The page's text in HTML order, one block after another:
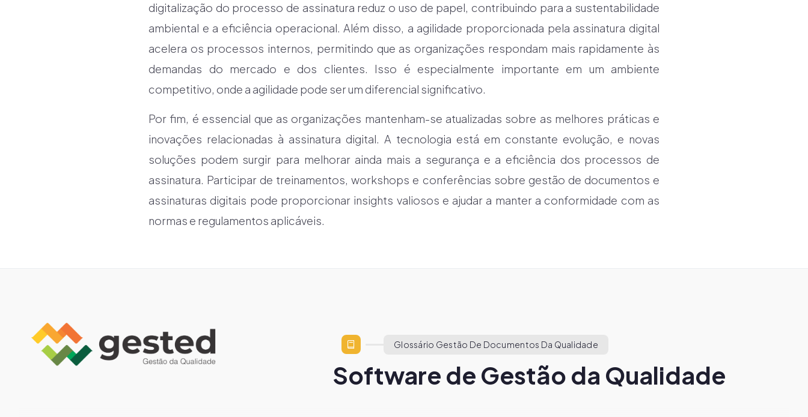
digitalização do processo de assinatura reduz o uso de papel, contribuindo para a sustentabilidade
ambiental e a eficiência operacional. Além disso, a agilidade proporcionada pela assinatura digital
acelera os processos internos, permitindo que as organizações respondam mais rapidamente às
demandas do mercado e dos clientes. Isso é especialmente importante em um ambiente
competitivo, onde a agilidade pode ser um diferencial significativo.
Por fim, é essencial que as organizações mantenham-se atualizadas sobre as melhores práticas e
inovações relacionadas à assinatura digital. A tecnologia está em constante evolução, e novas
soluções podem surgir para melhorar ainda mais a segurança e a eficiência dos processos de
assinatura. Participar de treinamentos, workshops e conferências sobre gestão de documentos e
assinaturas digitais pode proporcionar insights valiosos e ajudar a manter a conformidade com as
normas e regulamentos aplicáveis.
Glossário Gestão De Documentos Da Qualidade
Software de Gestão da Qualidade